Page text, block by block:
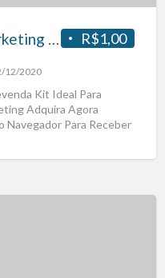
R$1,00
Kit Completo Email Marketing Revenda
12/2020
Kit Ideal Para
Adquira Agora
Navegador Para Receber